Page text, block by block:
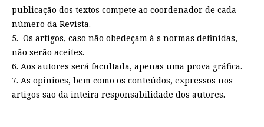
publicação dos textos compete ao coordenador de cada
número da Revista.
5. Os artigos, caso não obedeçam à s normas definidas,
não serão aceites.
6. Aos autores será facultada, apenas uma prova gráfica.
7. As opiniões, bem como os conteúdos, expressos nos
artigos são da inteira responsabilidade dos autores.